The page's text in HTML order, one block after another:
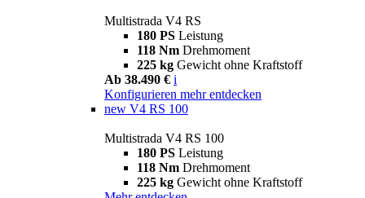
Multistrada V4 RS
180 PS Leistung
118 Nm Drehmoment
225 kg Gewicht ohne Kraftstoff
Ab 38.490 € i
Konfigurieren mehr entdecken
new V4 RS 100
Multistrada V4 RS 100
180 PS Leistung
118 Nm Drehmoment
225 kg Gewicht ohne Kraftstoff